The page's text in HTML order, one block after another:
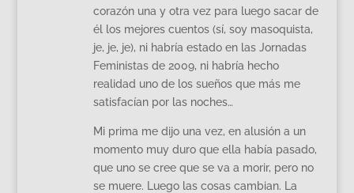
corazón una y otra vez para luego sacar de
él los mejores cuentos (sí, soy masoquista,
je, je, je), ni habría estado en las Jornadas
Feministas de 2009, ni habría hecho
realidad uno de los sueños que más me
satisfacían por las noches…
Mi prima me dijo una vez, en alusión a un
momento muy duro que ella había pasado,
que uno se cree que se va a morir, pero no
se muere. Luego las cosas cambian. La